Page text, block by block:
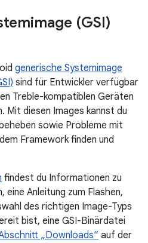
(GSI)
generische Systemimage
sind für Entwickler verfügbar
Treble-kompatiblen Geräten
Mit diesen Images kannst du
sowie Probleme mit
Framework finden und
findest du Informationen zu
Anleitung zum Flashen,
des richtigen Image-Typs
bist, eine GSI-Binärdatei
„Downloads“ auf der